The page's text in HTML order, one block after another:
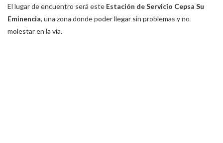
El lugar de encuentro será este Estación de Servicio Cepsa Su
Eminencia, una zona donde poder llegar sin problemas y no
molestar en la vía.